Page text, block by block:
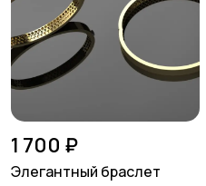
1 700 ₽
Элегантный браслет